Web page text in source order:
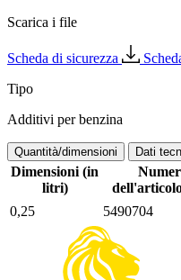
Scarica i file
Scheda di sicurezza
Tipo
Additivi per benzina
Quantità/dimensioni Dati
Dimensioni (in
litri)
0,25
5490704